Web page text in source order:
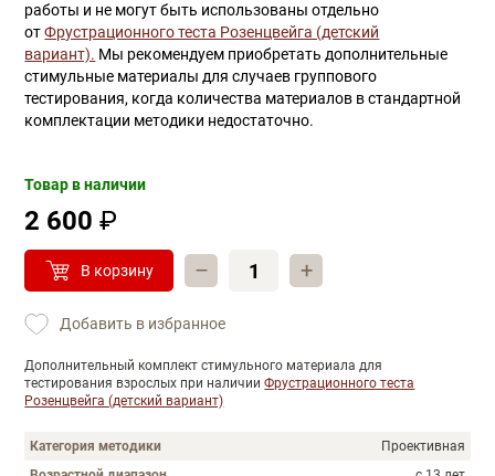
работы и не могут быть использованы отдельно
отФрустрационного теста Розенцвейга (детский
вариант). Мы рекомендуем приобретать дополнительные
стимульные материалы для случаев группового
тестирования, когда количества материалов в стандартной
комплектации методики недостаточно.
Товар в наличии
2 600 ₽
В корзину – +
Добавить в избранное
Дополнительный комплект стимульного материала для
тестирования взрослых при наличииФрустрационного теста
Розенцвейга (детский вариант)
Категория методики
Проективная